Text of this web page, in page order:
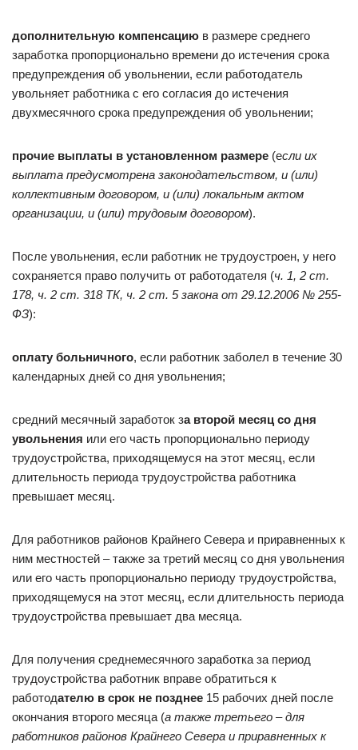
дополнительную компенсацию в размере среднего
заработка пропорционально времени до истечения срока
предупреждения об увольнении, если работодатель
увольняет работника с его согласия до истечения
двухмесячного срока предупреждения об увольнении;
прочие выплаты в установленном размере (если их
выплата предусмотрена законодательством, и (или)
коллективным договором, и (или) локальным актом
организации, и (или) трудовым договором).
После увольнения, если работник не трудоустроен, у него
сохраняется право получить от работодателя (ч. 1, 2 ст.
178, ч. 2 ст. 318 ТК, ч. 2 ст. 5 закона от 29.12.2006 № 255-
ФЗ):
оплату больничного, если работник заболел в течение 30
календарных дней со дня увольнения;
средний месячный заработок за второй месяц со дня
увольнения или его часть пропорционально периоду
трудоустройства, приходящемуся на этот месяц, если
длительность периода трудоустройства работника
превышает месяц.
Для работников районов Крайнего Севера и приравненных к
ним местностей – также за третий месяц со дня увольнения
или его часть пропорционально периоду трудоустройства,
приходящемуся на этот месяц, если длительность периода
трудоустройства превышает два месяца.
Для получения среднемесячного заработка за период
трудоустройства работник вправе обратиться к
работодателю в срок не позднее 15 рабочих дней после
окончания второго месяца (а также третьего – для
работников районов Крайнего Севера и приравненных к